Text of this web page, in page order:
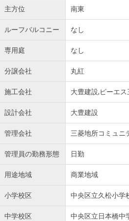
主方位 南東
ルーフバルコニー なし
専用庭 なし
分譲会社 丸紅
施工会社 大豊建設,ピーエ
設計会社 大豊建設
管理会社 三菱地所コミュニ
管理員の勤務形態 日勤
用途地域 商業地域
小学校区 中央区立久松小学
中学校区 中央区立日本橋中